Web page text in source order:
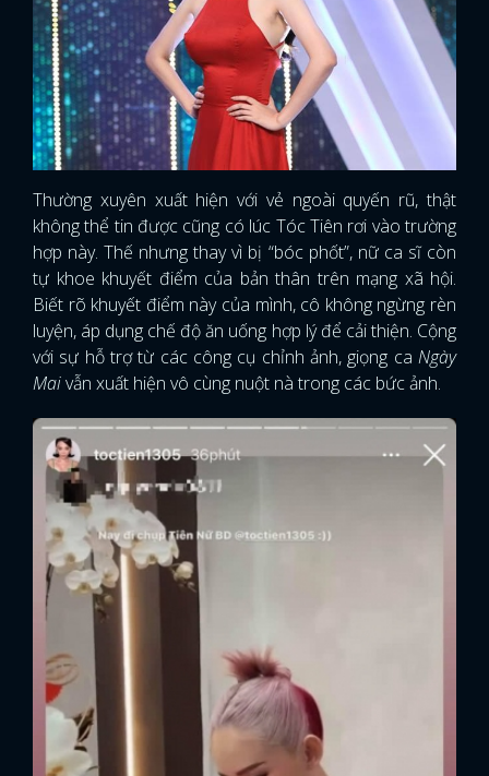
Thường xuyên xuất hiện với vẻ ngoài quyến rũ, thật
không thể tin được cũng có lúc Tóc Tiên rơi vào trường
hợp này. Thế nhưng thay vì bị “bóc phốt”, nữ ca sĩ còn
tự khoe khuyết điểm của bản thân trên mạng xã hội.
Biết rõ khuyết điểm này của mình, cô không ngừng rèn
luyện, áp dụng chế độ ăn uống hợp lý để cải thiện. Cộng
với sự hỗ trợ từ các công cụ chỉnh ảnh, giọng ca Ngày
Maivẫn xuất hiện vô cùng nuột nà trong các bức ảnh.